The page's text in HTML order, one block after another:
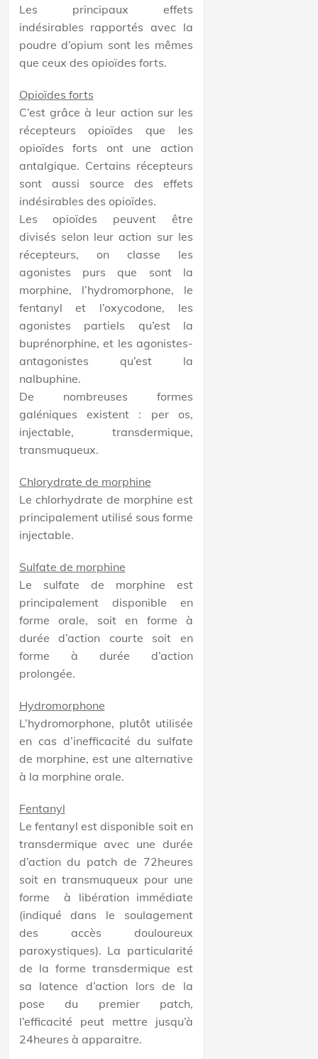
Les principaux effets
indésirables rapportés avec la
poudre d’opium sont les mêmes
que ceux des opioïdes forts.
Opioïdes forts
C’est grâce à leur action sur les
récepteurs opioïdes que les
opioïdes forts ont une action
antalgique. Certains récepteurs
sont aussi source des effets
indésirables des opioïdes.
Les opioïdes peuvent être
divisés selon leur action sur les
récepteurs, on classe les
agonistes purs que sont la
morphine, l’hydromorphone, le
fentanyl et l’oxycodone, les
agonistes partiels qu’est la
buprénorphine, et les agonistes-
antagonistes qu’est la
nalbuphine.
De nombreuses formes
galéniques existent : per os,
injectable, transdermique,
transmuqueux.
Chlorydrate de morphine
Le chlorhydrate de morphine est
principalement utilisé sous forme
injectable.
Sulfate de morphine
Le sulfate de morphine est
principalement disponible en
forme orale, soit en forme à
durée d’action courte soit en
forme à durée d’action
prolongée.
Hydromorphone
L’hydromorphone, plutôt utilisée
en cas d’inefficacité du sulfate
de morphine, est une alternative
à la morphine orale.
Fentanyl
Le fentanyl est disponible soit en
transdermique avec une durée
d’action du patch de 72heures
soit en transmuqueux pour une
forme à libération immédiate
(indiqué dans le soulagement
des accès douloureux
paroxystiques). La particularité
de la forme transdermique est
sa latence d’action lors de la
pose du premier patch,
l’efficacité peut mettre jusqu’à
24heures à apparaitre.